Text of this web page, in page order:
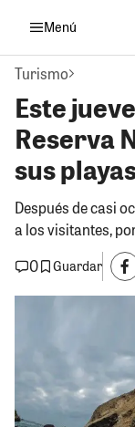
Menú
Turismo
Este
Reserva
sus
Después de casi
a los visitantes,
0
Guardar